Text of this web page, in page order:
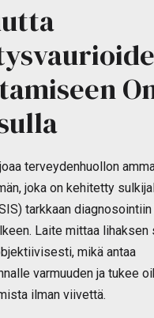
terveydenhuollon
joka on kehitetty
tarkkaan
Laite mittaa lihaksen
mikä antaa
varmuuden ja tukee
ilman viivettä.